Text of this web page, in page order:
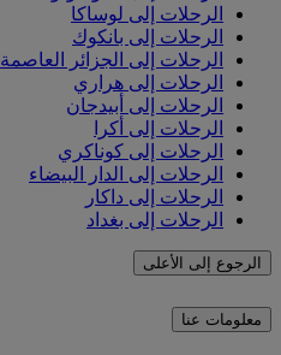
الرحلات إلى لوساكا
الرحلات إلى بانكوك
الرحلات إلى الجزائر العاصمة
الرحلات إلى هراري
الرحلات إلى أبيدجان
الرحلات إلى أكرا
الرحلات إلى كوناكري
الرحلات إلى الدار البيضاء
الرحلات إلى داكار
الرحلات إلى بغداد
الرجوع إلى الأعلى
معلومات عنا